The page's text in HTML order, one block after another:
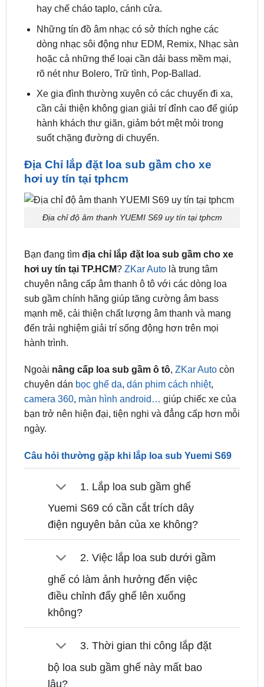
hay chế cháo taplo, cánh cửa.
Những tín đồ âm nhạc có sở thích nghe các
dòng nhạc sôi động như EDM, Remix, Nhạc sàn
hoặc cả những thể loại cần dải bass mềm mại,
rõ nét như Bolero, Trữ tình, Pop-Ballad.
Xe gia đình thường xuyên có các chuyến đi xa,
cần cải thiện không gian giải trí đỉnh cao để giúp
hành khách thư giãn, giảm bớt mệt mỏi trong
suốt chặng đường di chuyển.
Địa Chỉ lắp đặt loa sub gầm cho xe
hơi uy tín tại tphcm
Địa chỉ độ âm thanh YUEMI S69 uy tín tại tphcm
Bạn đang tìm địa chỉ lắp đặt loa sub gầm cho xe
hơi uy tín tại TP.HCM? ZKar Autolà trung tâm
chuyên nâng cấp âm thanh ô tô với các dòng loa
sub gầm chính hãng giúp tăng cường âm bass
mạnh mẽ, cải thiện chất lượng âm thanh và mang
đến trải nghiệm giải trí sống động hơn trên mọi
hành trình.
Ngoài nâng cấp loa sub gầm ô tô, ZKar Autocòn
chuyên dán bọc ghế da, dán phim cách nhiệt,
camera 360, màn hình android… giúp chiếc xe của
bạn trở nên hiện đại, tiện nghi và đẳng cấp hơn mỗi
ngày.
Câu hỏi thường gặp khi lắp loa sub Yuemi S69
1. Lắp loa sub gầm ghế
Yuemi S69 có cần cắt trích dây
điện nguyên bản của xe không?
2. Việc lắp loa sub dưới gầm
ghế có làm ảnh hưởng đến việc
điều chỉnh đẩy ghế lên xuống
không?
3. Thời gian thi công lắp đặt
bộ loa sub gầm ghế này mất bao
lâu?